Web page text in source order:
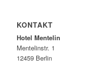
KONTAKT
Hotel Mentelin
Mentelinstr. 1
12459 Berlin